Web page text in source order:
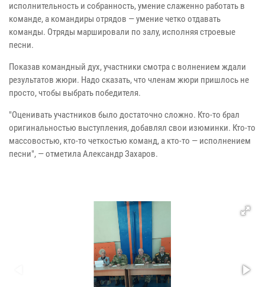
исполнительность и собранность, умение слаженно работать в
команде, а командиры отрядов — умение четко отдавать
команды. Отряды маршировали по залу, исполняя строевые
песни.
Показав командный дух, участники смотра с волнением ждали
результатов жюри. Надо сказать, что членам жюри пришлось не
просто, чтобы выбрать победителя.
"Оценивать участников было достаточно сложно. Кто-то брал
оригинальностью выступления, добавлял свои изюминки. Кто-то
массовостью, кто-то четкостью команд, а кто-то — исполнением
песни", — отметила Александр Захаров.